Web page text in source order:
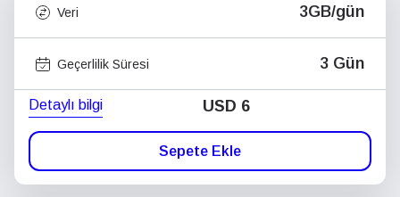
Veri 3GB/gün
Geçerlilik Süresi 3 Gün
Detaylı bilgi USD 6
Sepete Ekle